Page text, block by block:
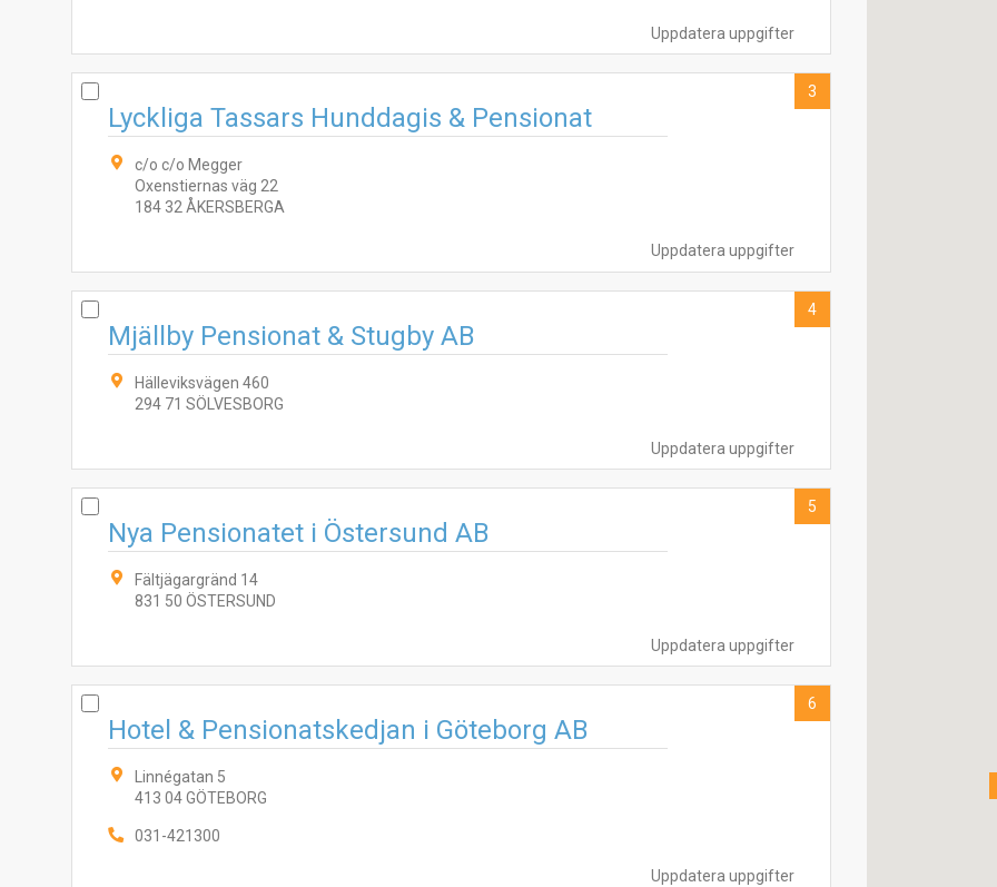
Uppdatera uppgifter
Uppdatera uppgifter
Lyckliga Tassars Hunddagis & Pensionat
c/o c/o Megger
Oxenstiernas väg 22
184 32 ÅKERSBERGA
3
Uppdatera uppgifter
Mjällby Pensionat & Stugby AB
Hälleviksvägen 460
294 71 SÖLVESBORG
4
Uppdatera uppgifter
Nya Pensionatet i Östersund AB
Fältjägargränd 14
831 50 ÖSTERSUND
5
Uppdatera uppgifter
Hotel & Pensionatskedjan i Göteborg AB
Linnégatan 5
413 04 GÖTEBORG
031-421300
6